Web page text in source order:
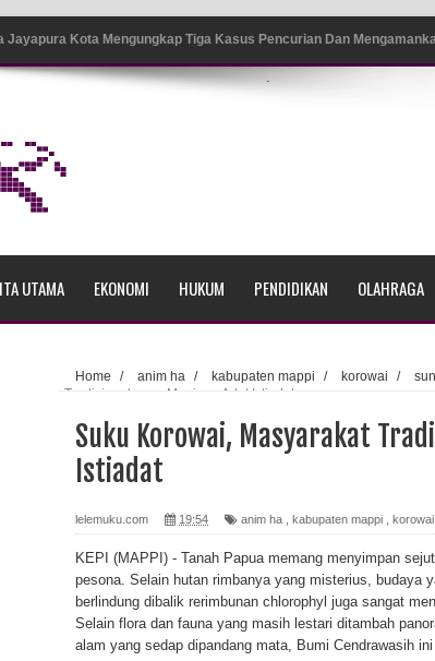
Jayapura Kota Mengungkap Tiga Kasus Pencurian Dan
Jayapura Kota Mengapresiasi Antusiasme Warga Saat Nonton
Pribadi Terbakar Di Hamadi Jayapura Selatan
Terima Laporan Hilangnya Agustina Ester Bonsapia
Medlama Sebut Pemprov Papua Siapkan 1000 Kuota Beasiswa Mace
.
UTAMA EKONOMI HUKUM PENDIDIKAN OLAHRAGA
Home / anim ha / kabupaten mappi / korowai /
Tradisional yang Menjaga Adat Istiadat
Suku Korowai, Masyarakat
Istiadat
lelemuku.com 19:54 anim ha kabupaten mappi korowai
KEPI (MAPPI) - Tanah Papua memang menyimpan
pesona. Selain hutan rimbanya yang misterius, budaya
berlindung dibalik rerimbunan chlorophyl juga sangat
Selain flora dan fauna yang masih lestari ditambah
alam yang sedap dipandang mata, Bumi Cendrawasih